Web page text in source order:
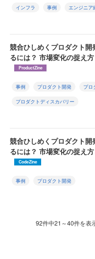
インフラ 事例 エンジニア
競合ひしめくプロダクト
るには？ 市場変化の捉え
ProductZine
事例 プロダクト開発 プロ
プロダクトディスカバリー
競合ひしめくプロダクト
るには？ 市場変化の捉え
CodeZine
事例 プロダクト開発
92件中21～40件を表